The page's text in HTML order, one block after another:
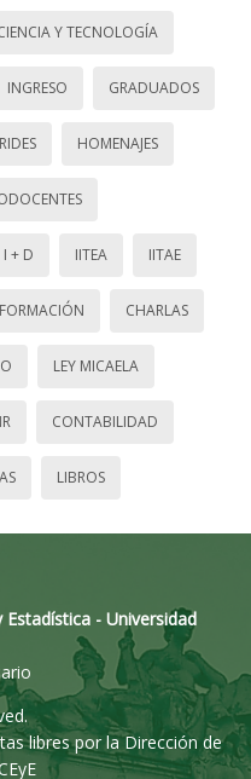
Y TECNOLOGÍA
INGRESO GRADUADOS
HOMENAJES
I + D IITEA IITAE
FORMACIÓN CHARLAS
LEY MICAELA
CONTABILIDAD
LIBROS
- Universidad
libres por la Dirección de